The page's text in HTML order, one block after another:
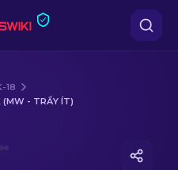
18
- TRẦY ÍT)